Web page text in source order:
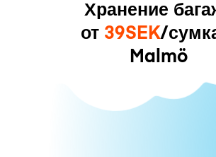
Хранение
от 39SEK/
Malmö